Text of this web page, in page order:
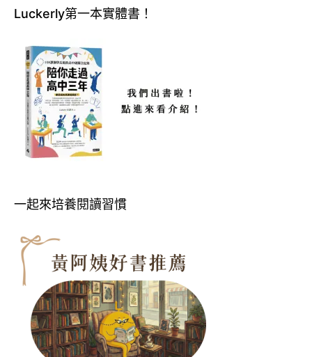
Luckerly第一本實體書！
一起來培養閱讀習慣